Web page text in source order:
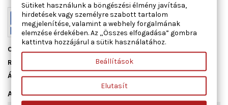
Cikkszám
Raktáron
ÁllapotÚj
Adatlap
Sütiket használunk a böngészési élmény javítása,
hirdetések vagy személyre szabott tartalom
megjelenítése, valamint a webhely forgalmának
elemzése érdekében. Az „Összes elfogadása” gombra
kattintva hozzájárul a sütik használatához.
Beállítások
Elutasít